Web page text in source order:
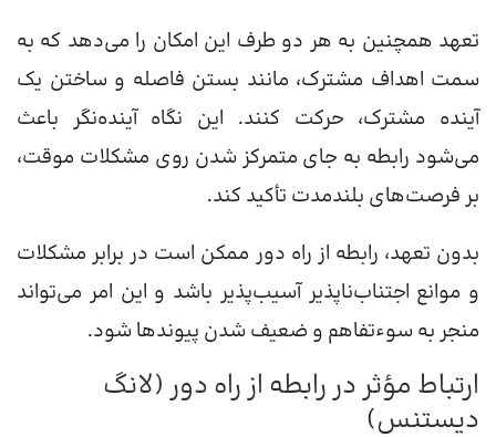
تعهد همچنین به هر دو طرف این امکان را می‌دهد که به
سمت اهداف مشترک، مانند بستن فاصله و ساختن یک
آینده مشترک، حرکت کنند. این نگاه آینده‌نگر باعث
می‌شود رابطه به جای متمرکز شدن روی مشکلات موقت،
بر فرصت‌های بلندمدت تأکید کند.
بدون تعهد، رابطه از راه دور ممکن است در برابر مشکلات
و موانع اجتناب‌ناپذیر آسیب‌پذیر باشد و این امر می‌تواند
منجر به سوءتفاهم و ضعیف شدن پیوندها شود.
ارتباط مؤثر در رابطه از راه دور (لانگ
دیستنس)